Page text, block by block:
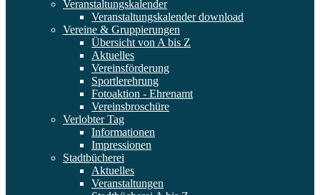
Veranstaltungskalender
Veranstaltungskalender download
Vereine & Gruppierungen
Übersicht von A bis Z
Aktuelles
Vereinsförderung
Sportlerehrung
Fotoaktion - Ehrenamt
Vereinsbroschüre
Verlobter Tag
Informationen
Impressionen
Stadtbücherei
Aktuelles
Veranstaltungen